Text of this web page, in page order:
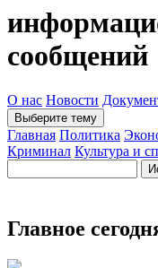
сообщений
О нас Новости
Выберите тему
Главная Политика
Криминал Культура и
Главное